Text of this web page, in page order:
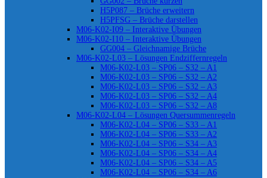
H5P087 – Brüche erweitern
H5PFSG – Brüche darstellen
M06-K02-I09 – Interaktive Übungen
M06-K02-I10 – Interaktive Übungen
GG004 – Gleichnamige Brüche
M06-K02-L03 – Lösungen Endziffernregeln
M06-K02-L03 – SP06 – S32 – A1
M06-K02-L03 – SP06 – S32 – A2
M06-K02-L03 – SP06 – S32 – A3
M06-K02-L03 – SP06 – S32 – A4
M06-K02-L03 – SP06 – S32 – A8
M06-K02-L04 – Lösungen Quersummenregeln
M06-K02-L04 – SP06 – S33 – A1
M06-K02-L04 – SP06 – S33 – A2
M06-K02-L04 – SP06 – S34 – A3
M06-K02-L04 – SP06 – S34 – A4
M06-K02-L04 – SP06 – S34 – A5
M06-K02-L04 – SP06 – S34 – A6